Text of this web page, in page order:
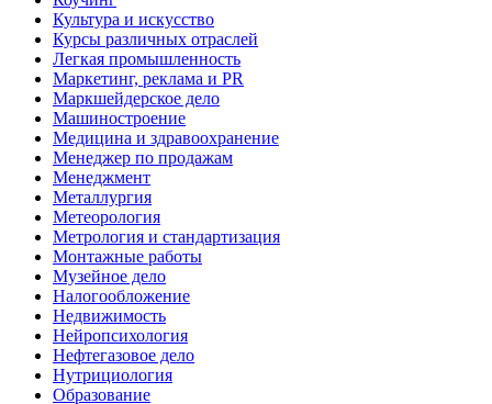
Культура и искусство
Курсы различных отраслей
Легкая промышленность
Маркетинг, реклама и PR
Маркшейдерское дело
Машиностроение
Медицина и здравоохранение
Менеджер по продажам
Менеджмент
Металлургия
Метеорология
Метрология и стандартизация
Монтажные работы
Музейное дело
Налогообложение
Недвижимость
Нейропсихология
Нефтегазовое дело
Нутрициология
Образование